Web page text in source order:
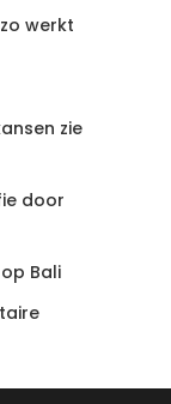
werkt
zie
door
Bali